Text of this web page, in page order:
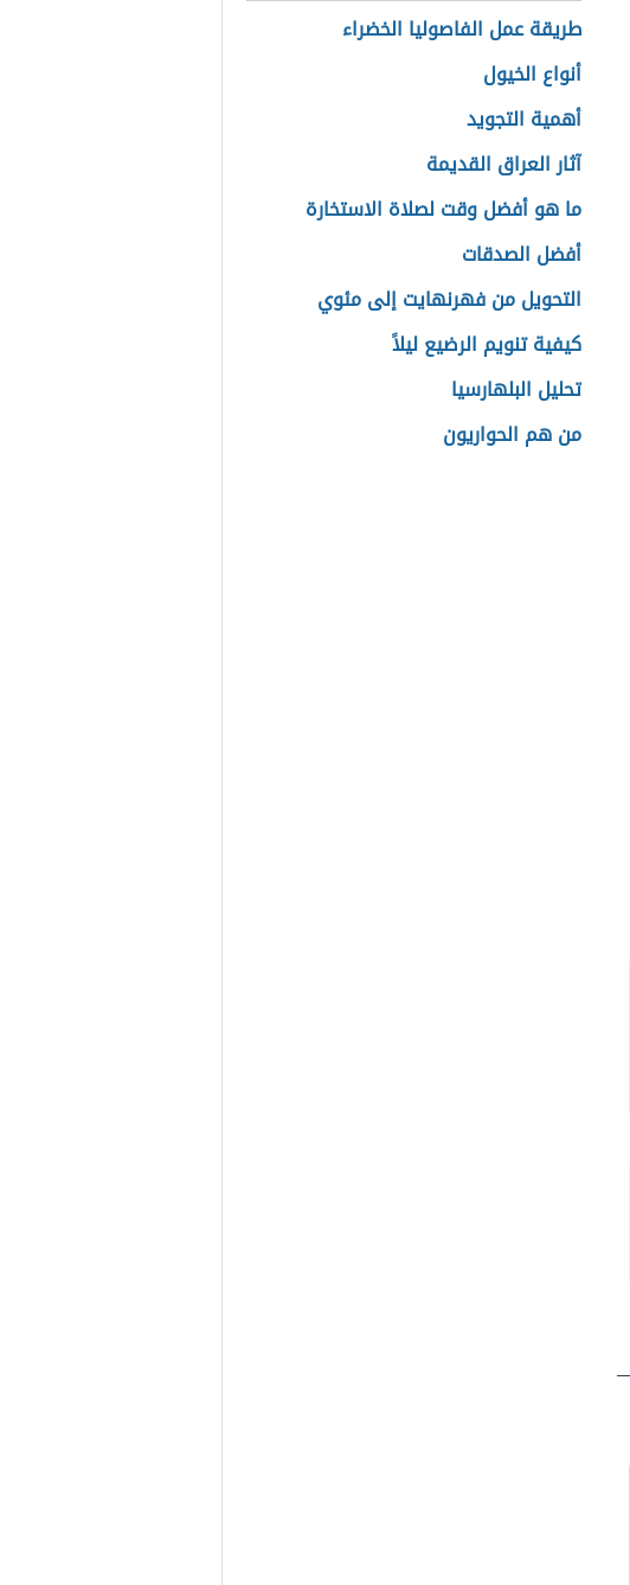
طريقة عمل الفاصوليا الخضراء
أنواع الخيول
أهمية التجويد
آثار العراق القديمة
ما هو أفضل وقت لصلاة الاستخارة
أفضل الصدقات
التحويل من فهرنهايت إلى مئوي
كيفية تنويم الرضيع ليلاً
تحليل البلهارسيا
من هم الحواريون